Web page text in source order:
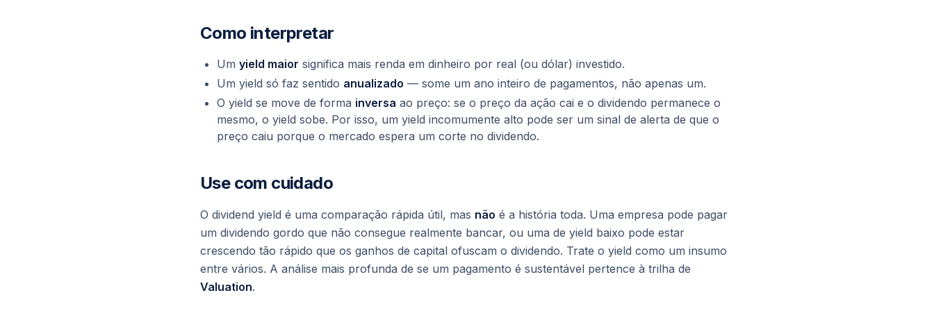
Como interpretar
Um yield maior significa mais renda em dinheiro por real (ou dólar) investido.
Um yield só faz sentido anualizado — some um ano inteiro de pagamentos, não apenas um.
O yield se move de forma inversa ao preço: se o preço da ação cai e o dividendo permanece o
mesmo, o yield sobe. Por isso, um yield incomumente alto pode ser um sinal de alerta de que o
preço caiu porque o mercado espera um corte no dividendo.
Use com cuidado
O dividend yield é uma comparação rápida útil, mas não é a história toda. Uma empresa pode pagar
um dividendo gordo que não consegue realmente bancar, ou uma de yield baixo pode estar
crescendo tão rápido que os ganhos de capital ofuscam o dividendo. Trate o yield como um insumo
entre vários. A análise mais profunda de se um pagamento é sustentável pertence à trilha de
Valuation.